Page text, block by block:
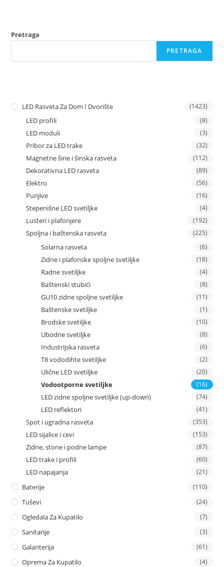
Pretraga
PRETRAGA
LED Rasveta Za Dom I Dvorište (1423)
LED profili (8)
LED moduli (3)
Pribor za LED trake (32)
Magnetne šine i šinska rasveta (112)
Dekorativna LED rasveta (89)
Elektro (56)
Punjive (16)
Stepenišne LED svetiljke (4)
Lusteri i plafonjere (192)
Spoljna i baštenska rasveta (225)
Solarna rasveta (6)
Zidne i plafonske spoljne svetiljke (18)
Radne svetiljke (4)
Baštenski stubići (8)
GU10 zidne spoljne svetiljke (11)
Baštenske svetiljke (1)
Brodske svetiljke (10)
Ubodne svetiljke (8)
Industrijska rasveta (6)
T8 vododihte svetiljke (2)
Ulične LED svetiljke (20)
Vodootporne svetiljke (16)
LED zidne spoljne svetiljke (up-down) (74)
LED reflektori (41)
Spot i ugradna rasveta (353)
LED sijalice i cevi (153)
Zidne, stone i podne lampe (87)
LED trake i profili (60)
LED napajanja (21)
Baterije (110)
Tuševi (24)
Ogledala Za Kupatilo (7)
Sanitarije (3)
Galanterija (61)
Oprema Za Kupatilo (4)